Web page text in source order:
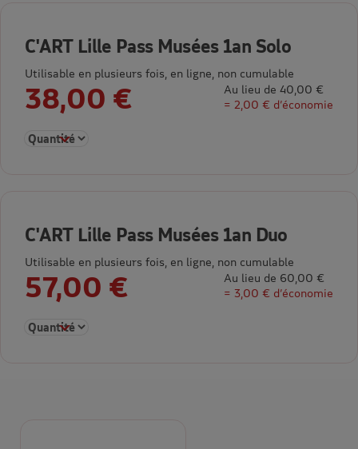
C'ART Lille Pass Musées 1an Solo
Utilisable en plusieurs fois, en ligne, non cumulable
38,00 €
Au lieu de 40,00 €
= 2,00 € d’économie
Sélectionner la quantité pour C'ART Lille Pass Musées 1an
C'ART Lille Pass Musées 1an Duo
Utilisable en plusieurs fois, en ligne, non cumulable
57,00 €
Au lieu de 60,00 €
= 3,00 € d’économie
Sélectionner la quantité pour C'ART Lille Pass Musées 1an Duo